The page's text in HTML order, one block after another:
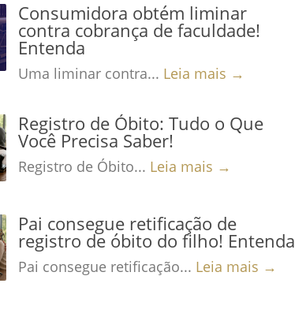
Consumidora obtém liminar
contra cobrança de faculdade!
Entenda
Uma liminar contra... Leia mais →
Registro de Óbito: Tudo o Que
Você Precisa Saber!
Registro de Óbito... Leia mais →
Pai consegue retificação de
registro de óbito do filho! Entenda
Pai consegue retificação... Leia mais →